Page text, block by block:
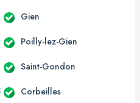
Gien
Poilly-lez-Gien
Saint-Gondon
Corbeilles